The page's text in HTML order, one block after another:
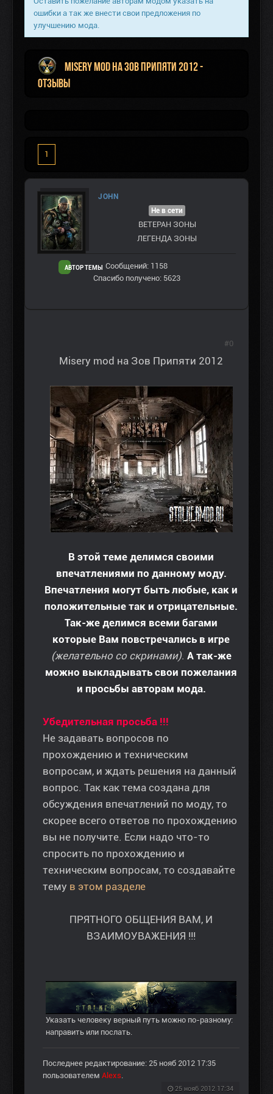
ошибки а так же внести свои предложения по
улучшению мода.
Misery mod на Зов Припяти 2012 -
Отзывы
1
JOHN
АВТОР ТЕМЫ
Не в сети
ВЕТЕРАН ЗOНЫ
ЛЕГЕНДА ЗОНЫ
Сообщений: 1158
Спасибо получено: 5623
Misery mod на Зов Припяти 2012
В этой теме делимся своими
впечатлениями по данному моду.
Впечатления могут быть любые, как и
положительные так и отрицательные.
Так-же делимся всеми багами
которые Вам повстречались в игре
(желательно со скринами). А так-же
можно выкладывать свои пожелания
и просьбы авторам мода.
Убедительная просьба !!!
Не задавать вопросов по
прохождению и техническим
вопросам, и ждать решения на данный
вопрос. Так как тема создана для
обсуждения впечатлений по моду, то
скорее всего ответов по прохождению
вы не получите. Если надо что-то
спросить по прохождению и
техническим вопросам, то создавайте
тему в этом разделе
ПРЯТНОГО ОБЩЕНИЯ ВАМ, И
ВЗАИМОУВАЖЕНИЯ !!!
Указать человеку верный путь можно по-разному:
направить или послать.
Последнее редактирование: 25 нояб 2012 17:35
пользователем Alexs
25 нояб 2012 17:34
#0